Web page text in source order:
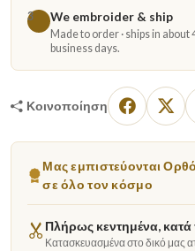
3
We embroider & ship
Made to order · ships in
business days.
Κοινοποίηση
Μας εμπιστεύονται
σε όλο τον κόσμο
Πλήρως κεντημένα,
Κατασκευασμένα στο δικό μας